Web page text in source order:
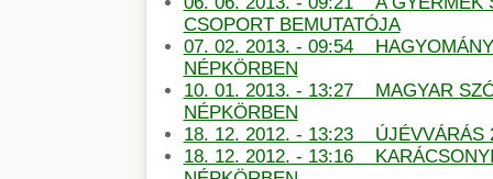
CSOPORT BEMUTATÓJA
07. 02. 2013. - 09:54
NÉPKÖRBEN
10. 01. 2013. - 13:27 MAGYAR
NÉPKÖRBEN
18. 12. 2012. - 13:23 ÚJÉVVÁRÁS
18. 12. 2012. - 13:16